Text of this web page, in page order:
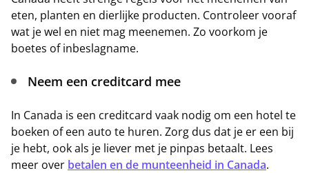
eten, planten en dierlijke producten. Controleer vooraf
wat je wel en niet mag meenemen. Zo voorkom je
boetes of inbeslagname.
Neem een creditcard mee
In Canada is een creditcard vaak nodig om een hotel te
boeken of een auto te huren. Zorg dus dat je er een bij
je hebt, ook als je liever met je pinpas betaalt. Lees
meer over betalen en de munteenheid in Canada.